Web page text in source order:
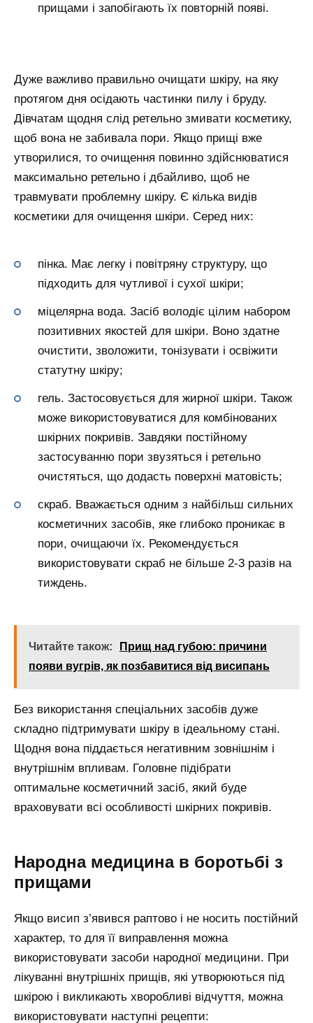
прищами і запобігають їх повторній появі.
Дуже важливо правильно очищати шкіру, на яку
протягом дня осідають частинки пилу і бруду.
Дівчатам щодня слід ретельно змивати косметику,
щоб вона не забивала пори. Якщо прищі вже
утворилися, то очищення повинно здійснюватися
максимально ретельно і дбайливо, щоб не
травмувати проблемну шкіру. Є кілька видів
косметики для очищення шкіри. Серед них:
пінка. Має легку і повітряну структуру, що
підходить для чутливої і сухої шкіри;
міцелярна вода. Засіб володіє цілим набором
позитивних якостей для шкіри. Воно здатне
очистити, зволожити, тонізувати і освіжити
статутну шкіру;
гель. Застосовується для жирної шкіри. Також
може використовуватися для комбінованих
шкірних покривів. Завдяки постійному
застосуванню пори звузяться і ретельно
очистяться, що додасть поверхні матовість;
скраб. Вважається одним з найбільш сильних
косметичних засобів, яке глибоко проникає в
пори, очищаючи їх. Рекомендується
використовувати скраб не більше 2-3 разів на
тиждень.
Читайте також:
Прищ над губою: причини
появи вугрів, як позбавитися від висипань
Без використання спеціальних засобів дуже
складно підтримувати шкіру в ідеальному стані.
Щодня вона піддається негативним зовнішнім і
внутрішнім впливам. Головне підібрати
оптимальне косметичний засіб, який буде
враховувати всі особливості шкірних покривів.
Народна медицина в боротьбі з
прищами
Якщо висип з’явився раптово і не носить постійний
характер, то для її виправлення можна
використовувати засоби народної медицини. При
лікуванні внутрішніх прищів, які утворюються під
шкірою і викликають хворобливі відчуття, можна
використовувати наступні рецепти: